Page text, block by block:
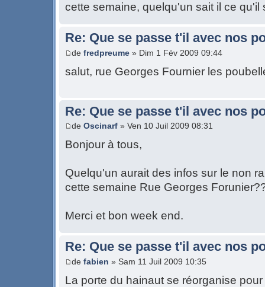
cette semaine, quelqu'un sait il ce qu'il
Re: Que se passe t'il avec nos
de fredpreume » Dim 1 Fév 2009 09:44
salut, rue Georges Fournier les
Re: Que se passe t'il avec nos
de Oscinarf » Ven 10 Juil 2009 08:31
Bonjour à tous,
Quelqu'un aurait des infos sur le non
cette semaine Rue Georges
Merci et bon week end.
Re: Que se passe t'il avec nos
de fabien » Sam 11 Juil 2009 10:35
La porte du hainaut se réorganise